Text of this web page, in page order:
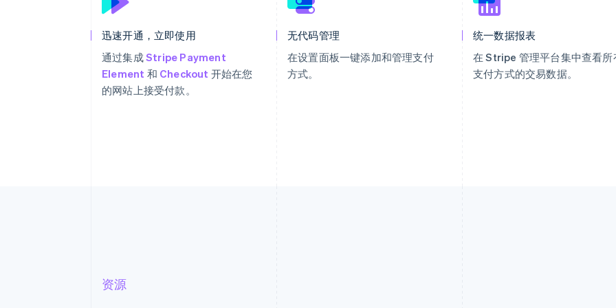
迅速开通，立即使用
通过集成Stripe Payment
Element 和 Checkout 开始在您
的网站上接受付款。
无代码管理
在设置面板一键添加和管理支付
方式。
统一数据报表
在 Stripe 管理平台集中查看所
支付方式的交易数据。
资源